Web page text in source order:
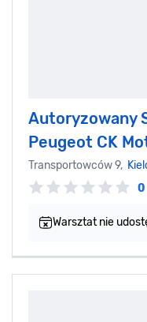
Autoryzowany
Peugeot CK
Transportowców 9,
0
Warsztat nie